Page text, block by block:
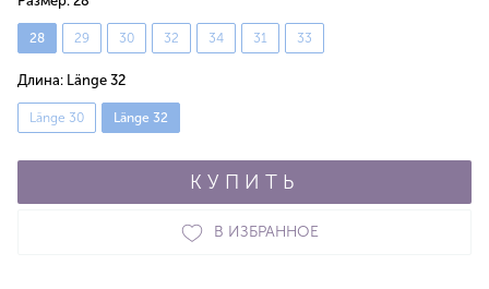
28 29 30 32 34 31 33
Длина: Länge 32
Länge 30 Länge 32
КУПИТЬ
В ИЗБРАННОЕ